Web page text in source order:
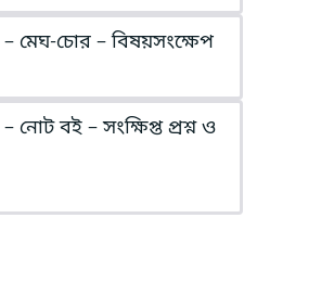
– মেঘ-চোর – বিষয়সংক্ষেপ
– নোট বই – সংক্ষিপ্ত প্রশ্ন ও